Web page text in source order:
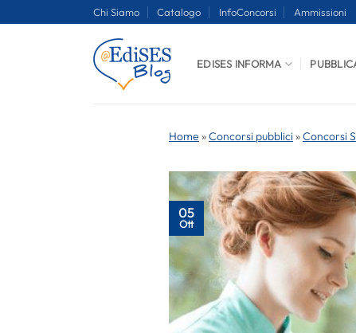
Chi Siamo Catalogo InfoConcorsi Ammissioni
EDISES INFORMA
Home »Concorsi pubblici »Concorsi
05
Ott